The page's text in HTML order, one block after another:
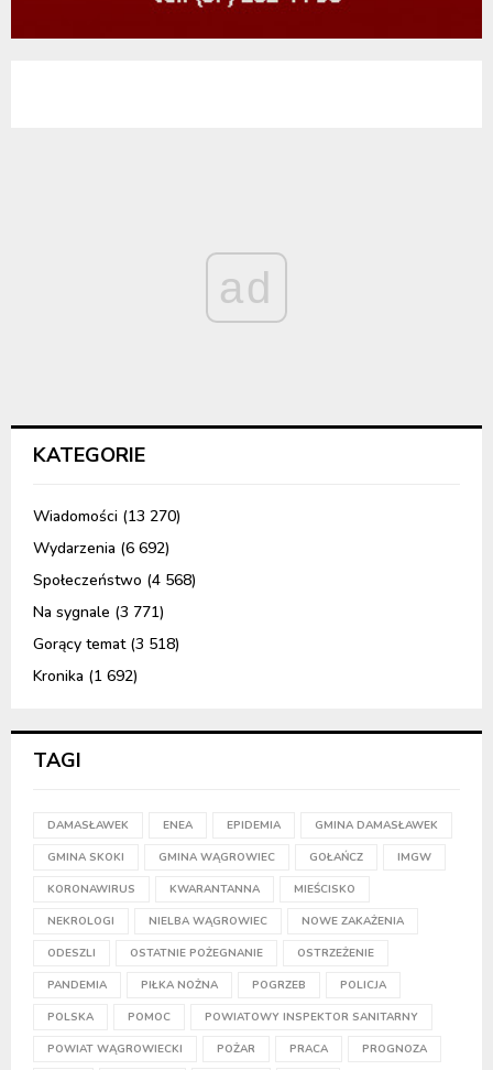
ad
KATEGORIE
Wiadomości (13 270)
Wydarzenia (6 692)
Społeczeństwo (4 568)
Na sygnale (3 771)
Gorący temat(3 518)
Kronika (1 692)
TAGI
DAMASŁAWEK ENEA EPIDEMIA GMINA DAMASŁAWEK
GMINA SKOKI GMINA WĄGROWIEC GOŁAŃCZ IMGW
KORONAWIRUS KWARANTANNA MIEŚCISKO
NEKROLOGI NIELBA WĄGROWIEC NOWE ZAKAŻENIA
ODESZLI OSTATNIE POŻEGNANIE OSTRZEŻENIE
PANDEMIA PIŁKA NOŻNA POGRZEB POLICJA
POLSKA POMOC POWIATOWY INSPEKTOR SANITARNY
POWIAT WĄGROWIECKI POŻAR PRACA PROGNOZA